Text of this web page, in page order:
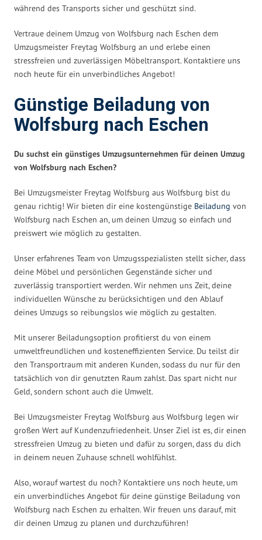
während des Transports sicher und geschützt sind.
Vertraue deinem Umzug von Wolfsburg nach Eschen dem
Umzugsmeister Freytag Wolfsburg an und erlebe einen
stressfreien und zuverlässigen Möbeltransport. Kontaktiere uns
noch heute für ein unverbindliches Angebot!
Günstige Beiladung von
Wolfsburg nach Eschen
Du suchst ein günstiges Umzugsunternehmen für deinen Umzug
von Wolfsburg nach Eschen?
Bei Umzugsmeister Freytag Wolfsburg aus Wolfsburg bist du
genau richtig! Wir bieten dir eine kostengünstige Beiladung von
Wolfsburg nach Eschen an, um deinen Umzug so einfach und
preiswert wie möglich zu gestalten.
Unser erfahrenes Team von Umzugsspezialisten stellt sicher, dass
deine Möbel und persönlichen Gegenstände sicher und
zuverlässig transportiert werden. Wir nehmen uns Zeit, deine
individuellen Wünsche zu berücksichtigen und den Ablauf
deines Umzugs so reibungslos wie möglich zu gestalten.
Mit unserer Beiladungsoption profitierst du von einem
umweltfreundlichen und kosteneffizienten Service. Du teilst dir
den Transportraum mit anderen Kunden, sodass du nur für den
tatsächlich von dir genutzten Raum zahlst. Das spart nicht nur
Geld, sondern schont auch die Umwelt.
Bei Umzugsmeister Freytag Wolfsburg aus Wolfsburg legen wir
großen Wert auf Kundenzufriedenheit. Unser Ziel ist es, dir einen
stressfreien Umzug zu bieten und dafür zu sorgen, dass du dich
in deinem neuen Zuhause schnell wohlfühlst.
Also, worauf wartest du noch? Kontaktiere uns noch heute, um
ein unverbindliches Angebot für deine günstige Beiladung von
Wolfsburg nach Eschen zu erhalten. Wir freuen uns darauf, mit
dir deinen Umzug zu planen und durchzuführen!